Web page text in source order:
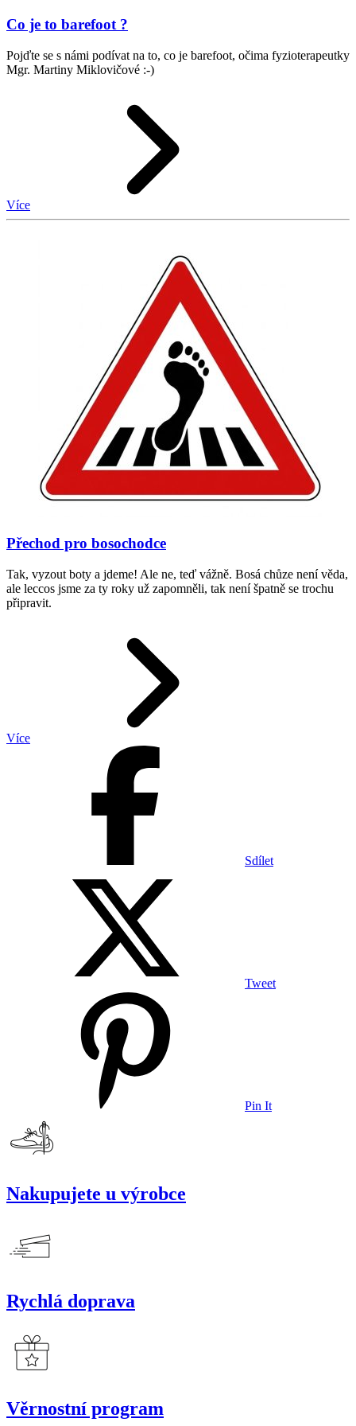
Co je to barefoot ?
Pojďte se s námi podívat na to, co je barefoot, očima fyzioterapeutky
Mgr. Martiny Miklovičové :-)
Více
Přechod pro bosochodce
Tak, vyzout boty a jdeme! Ale ne, teď vážně. Bosá chůze není věda,
ale leccos jsme za ty roky už zapomněli, tak není špatně se trochu
připravit.
Více
Sdílet
Tweet
Pin It
Nakupujete u výrobce
Rychlá doprava
Věrnostní program